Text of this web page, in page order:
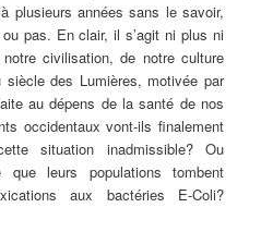
plusieurs années sans le savoir,
pas. En clair, il s’agit ni plus ni
civilisation, de notre culture
des Lumières, motivée par
au dépens de la santé de nos
occidentaux vont-ils finalement
situation inadmissible? Ou
que leurs populations tombent
aux bactéries E-Coli?